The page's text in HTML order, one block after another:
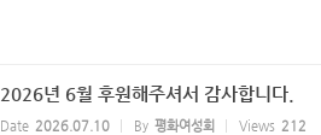
2026년 6월 후원해주셔서 감사합니다.
Date 2026.07.10 By 평화여성회 Views 212